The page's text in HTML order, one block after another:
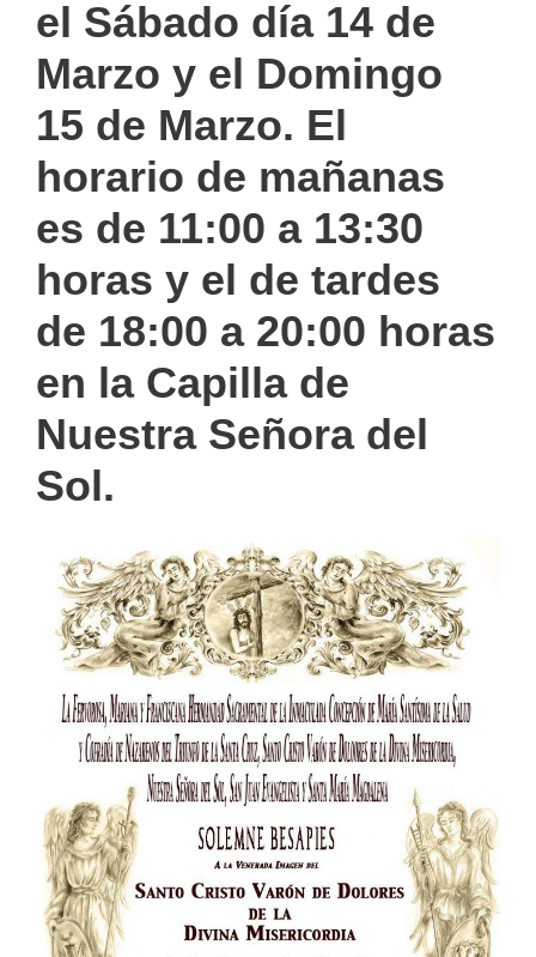
el Sábado día 14 de
Marzo y el Domingo
15 de Marzo. El
horario de mañanas
es de 11:00 a 13:30
horas y el de tardes
de 18:00 a 20:00 horas
en la Capilla de
Nuestra Señora del
Sol.